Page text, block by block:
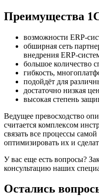
Преимущества
возможности ERP-
обширная сеть
внедрения ERP-
большое количество
гибкость,
подойдёт для
достаточно низкая
высокая степень
Ведущее превосходство
считается комплексом
связать все процессы
оптимизировать их и
У вас еще есть вопросы?
консультацию наших
Остались